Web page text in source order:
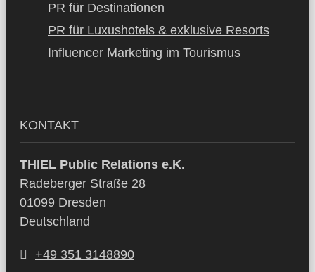
PR für Destinationen
PR für Luxushotels & exklusive Resorts
Influencer Marketing im Tourismus
KONTAKT
THIEL Public Relations e.K.
Radeberger Straße 28
01099 Dresden
Deutschland
+49 351 3148890